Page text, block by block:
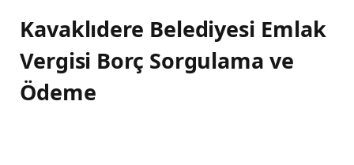
Kavaklıdere Belediyesi Emlak
Vergisi Borç Sorgulama ve
Ödeme